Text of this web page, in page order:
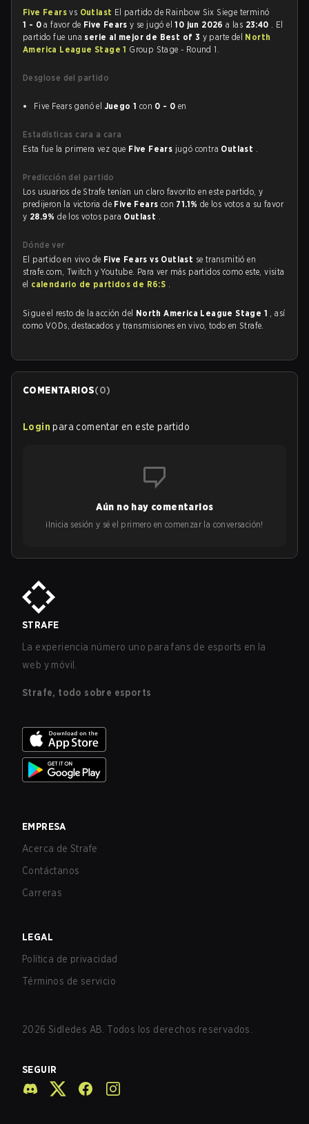
Five Fearsvs Outlast El partido de Rainbow Six Siege terminó
1 - 0 a favor de Five Fearsy se jugó el10 jun 2026a las 23:40 . El
partido fue una serie al mejor de Best of 3 y parte del North
America League Stage 1 Group Stage - Round 1.
Desglose del partido
Five Fears ganó el Juego 1 con 0 - 0 en
Estadísticas cara a cara
Esta fue la primera vez que Five Fears jugó contra Outlast .
Predicción del partido
Los usuarios de Strafe tenían un claro favorito en este partido, y
predijeron la victoria de Five Fears con 71.1% de los votos a su favor
y 28.9%de los votos para Outlast .
Dónde ver
El partido en vivo de Five Fears vs Outlast se transmitió en
strafe.com, Twitch y Youtube. Para ver más partidos como este, visita
el calendario de partidos de R6:S .
Sigue el resto de la acción del North America League Stage 1 , así
como VODs, destacados y transmisiones en vivo, todo en Strafe.
COMENTARIOS(0)
Login para comentar en este partido
Aún no hay comentarios
¡Inicia sesión y sé el primero en comenzar la conversación!
STRAFE
La experiencia número uno para fans de esports en la
web y móvil.
Strafe, todo sobre esports
EMPRESA
Acerca de Strafe
Contáctanos
Carreras
LEGAL
Política de privacidad
Términos de servicio
2026 Sidledes AB. Todos los derechos reservados.
SEGUIR